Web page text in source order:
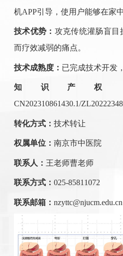
机APP引导，使用户能够在家
技术优势： 攻克传统灌肠盲目
而疗效减弱的痛点。
技术成熟度： 已完成技术开发
知识产权
CN202310861430.1/
转化方式： 技术转让
权属单位： 南京市中医院
联系人： 王老师曹老师
联系方式： 025-85811072
联系邮箱： nzyttc@njucm.edu.cn